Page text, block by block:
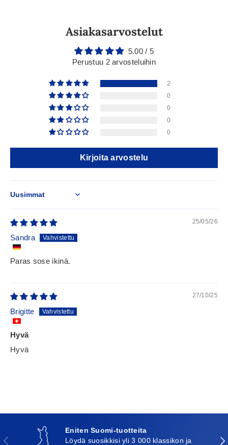
Asiakasarvostelut
5.00 / 5
Perustuu 2 arvosteluihin
2
0
0
0
0
Kirjoita arvostelu
Sort by
25/05/26
Sandra
Paras sose ikinä.
27/10/25
Brigitte
Hyvä
Hyvä
Edellinen
Eniten Suomi-tuotteita
Löydä suosikkisi yli 3 000 klassikon ja